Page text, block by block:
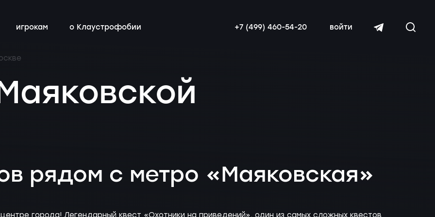
эротические
игрокам
тимбилдинг
о Клаустрофобии
контакты
+7 (499) 460-54-20 войти
рядом с метро «Маяковская»
города! Легендарный квест «Охотники на приведений», один из самых сложных квестов